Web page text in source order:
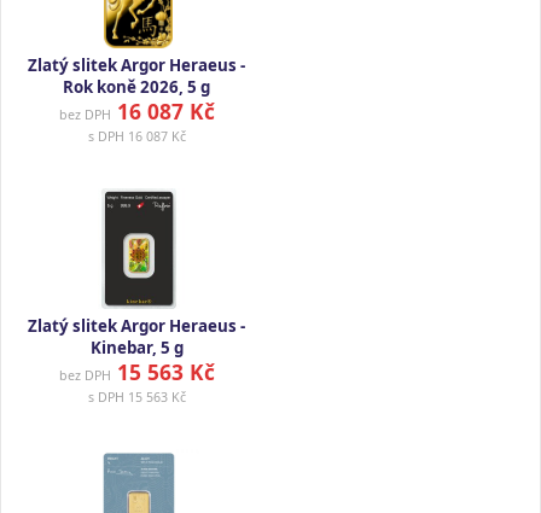
Zlatý slitek Argor Heraeus -
Rok koně 2026, 5 g
bez DPH 16 087 Kč
s DPH 16 087 Kč
Zlatý slitek Argor Heraeus -
Kinebar, 5 g
bez DPH 15 563 Kč
s DPH 15 563 Kč